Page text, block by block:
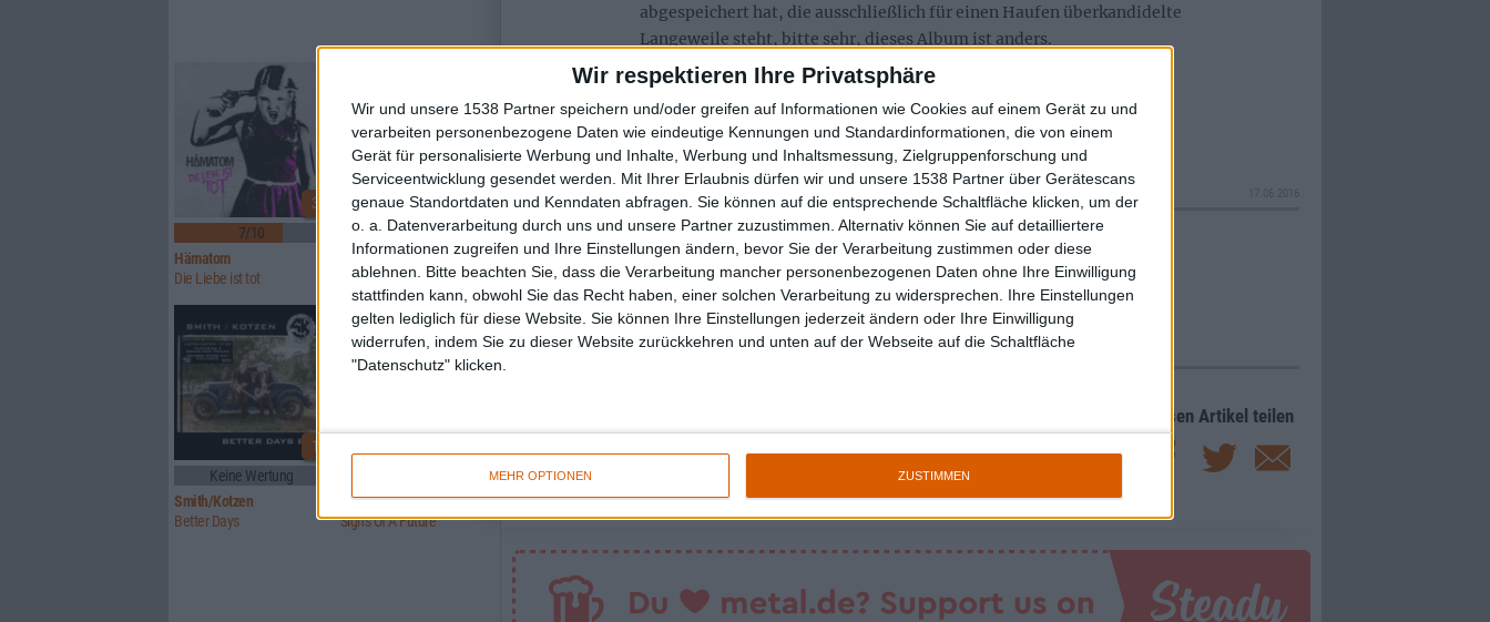
Wir respektieren Ihre Privatsphäre
Wir und unsere 1538 Partner speichern und/oder greifen auf Informationen wie Cookies auf einem Gerät zu und
verarbeiten personenbezogene Daten wie eindeutige Kennungen und Standardinformationen, die von einem
Gerät für personalisierte Werbung und Inhalte, Werbung und Inhaltsmessung, Zielgruppenforschung und
Serviceentwicklung gesendet werden.
Mit Ihrer Erlaubnis dürfen wir und unsere 1538 Partner über Gerätescans
genaue Standortdaten und Kenndaten abfragen. Sie können auf die entsprechende Schaltfläche klicken, um der
o. a. Datenverarbeitung durch uns und unsere Partner zuzustimmen. Alternativ können Sie auf detailliertere
Informationen zugreifen und Ihre Einstellungen ändern, bevor Sie der Verarbeitung zustimmen oder diese
ablehnen.
Bitte beachten Sie, dass die Verarbeitung mancher personenbezogenen Daten ohne Ihre Einwilligung
stattfinden kann, obwohl Sie das Recht haben, einer solchen Verarbeitung zu widersprechen. Ihre Einstellungen
gelten lediglich für diese Website. Sie können Ihre Einstellungen jederzeit ändern oder Ihre Einwilligung
widerrufen, indem Sie zu dieser Website zurückkehren und unten auf der Webseite auf die Schaltfläche
"Datenschutz" klicken.
MEHR OPTIONEN ZUSTIMMEN
abgespeichert hat, die ausschließlich für einen Haufen überkandidelte
Langeweile steht, bitte sehr, dieses Album ist anders.
Zur Startseite
Eckart Maronde
- Dreaming in Red -
Diesen Artikel teilen
3
7/10
Hämatom
Die Liebe ist tot
6/10
Lynx
Watcher Of Skies
1
Keine Wertung
Smith/Kotzen
Better Days
Signs Of Truth
Signs Of A Future